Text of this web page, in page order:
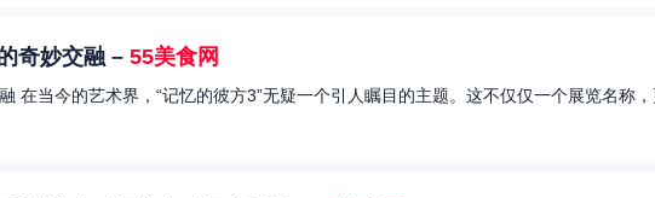
奇妙交融 – 55美食网
在当今的艺术界，“记忆的彼方3”无疑一个引人瞩目的主题。这不仅仅一个展览名称